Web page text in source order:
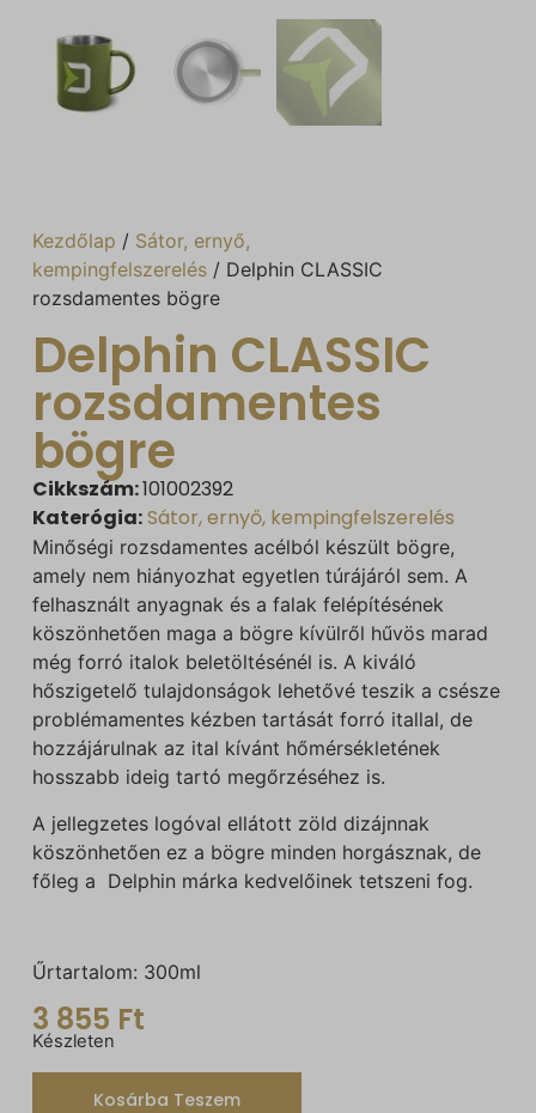
Kezdőlap / Sátor, ernyő,
kempingfelszerelés/ Delphin CLASSIC
rozsdamentes bögre
Delphin CLASSIC
rozsdamentes
bögre
Cikkszám:101002392
Katerógia:Sátor, ernyő, kempingfelszerelés
Minőségi rozsdamentes acélból készült bögre,
amely nem hiányozhat egyetlen túrájáról sem. A
felhasznált anyagnak és a falak felépítésének
köszönhetően maga a bögre kívülről hűvös marad
még forró italok beletöltésénél is. A kiváló
hőszigetelő tulajdonságok lehetővé teszik a csésze
problémamentes kézben tartását forró itallal, de
hozzájárulnak az ital kívánt hőmérsékletének
hosszabb ideig tartó megőrzéséhez is.
A jellegzetes logóval ellátott zöld dizájnnak
köszönhetően ez a bögre minden horgásznak, de
főleg a Delphin márka kedvelőinek tetszeni fog.
Űrtartalom: 300ml
3 855 Ft
Készleten
Kosárba Teszem